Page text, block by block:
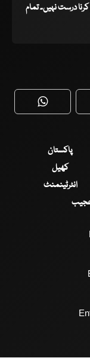
درست نہیں۔ تمام
WhatsApp
پاکستان
کھیل
انٹرٹینمنٹ